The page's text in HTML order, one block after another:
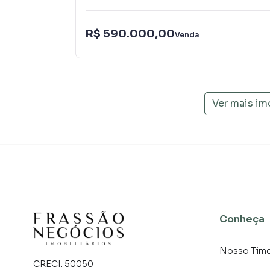
R$ 590.000,00Venda
Ver mais
CRECI: 50050
Conheça
Nosso